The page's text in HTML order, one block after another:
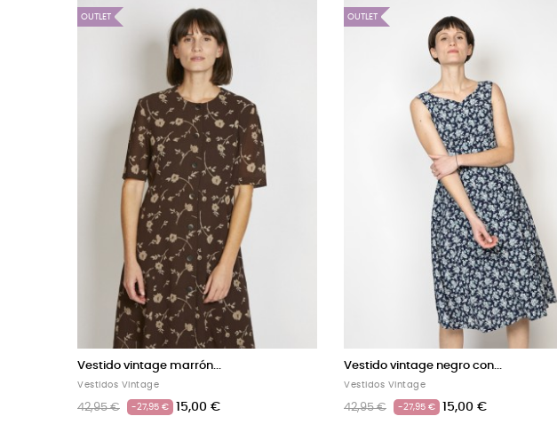
Vestido vintage marrón con...
Vestidos Vintage
42,95 € -27,95 €
Vestido vintage negro con...
Vestidos Vintage
42,95 € -27,95 €